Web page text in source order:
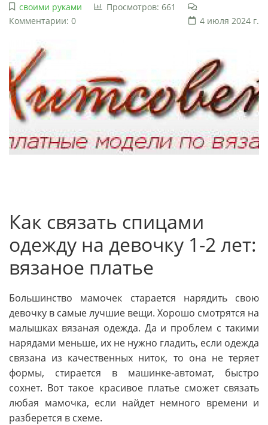
своими руками
Просмотров: 661
Комментарии: 0
4 июля 2024 г.
Как связать спицами
одежду на девочку 1-2 лет:
вязаное платье
Большинство мамочек старается нарядить свою
девочку в самые лучшие вещи. Хорошо смотрятся на
малышках вязаная одежда. Да и проблем с такими
нарядами меньше, их не нужно гладить, если одежда
связана из качественных ниток, то она не теряет
формы, стирается в машинке-автомат, быстро
сохнет. Вот такое красивое платье сможет связать
любая мамочка, если найдет немного времени и
разберется в схеме.